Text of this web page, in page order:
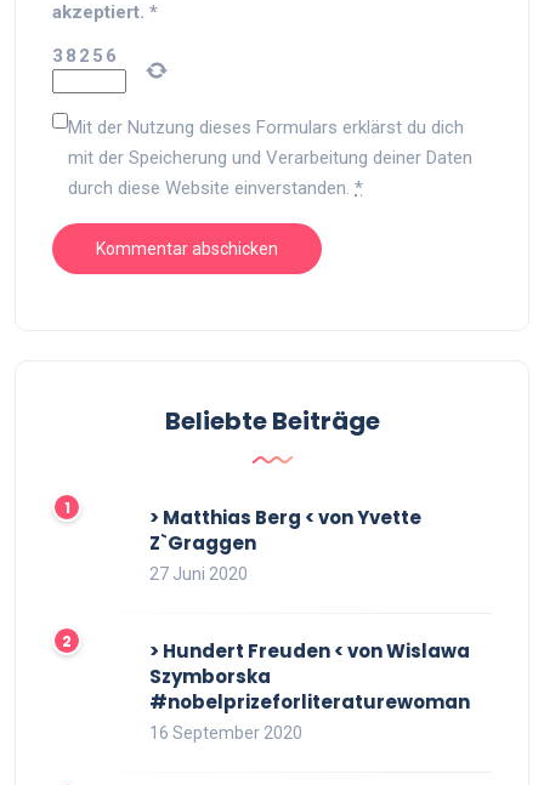
akzeptiert. *
3 8 2 5 6
Mit der Nutzung dieses Formulars erklärst du dich
mit der Speicherung und Verarbeitung deiner Daten
durch diese Website einverstanden. *
Beliebte Beiträge
> Matthias Berg < von Yvette
Z`Graggen
27 Juni 2020
> Hundert Freuden < von Wislawa
Szymborska
#nobelprizeforliteraturewoman
16 September 2020